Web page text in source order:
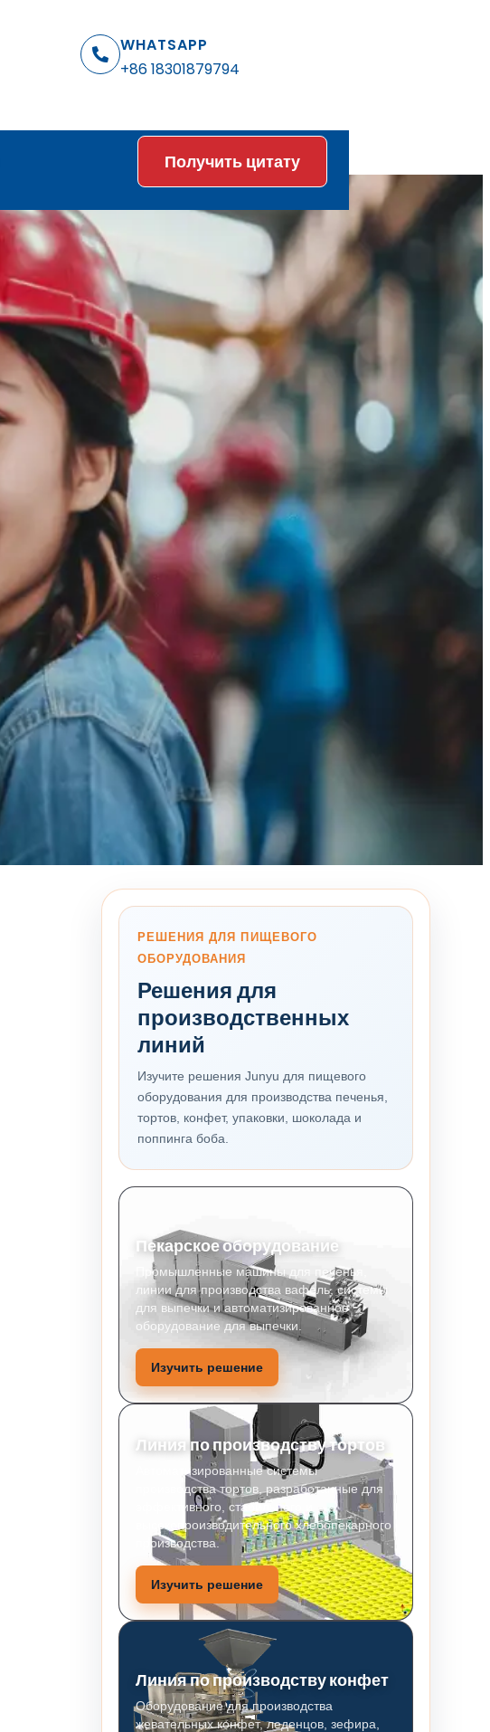
WHATSAPP
+86 18301879794
Получить цитату
РЕШЕНИЯ ДЛЯ ПИЩЕВОГО
ОБОРУДОВАНИЯ
Решения для
производственных
линий
Изучите решения Junyu для пищевого
оборудования для производства печенья,
тортов, конфет, упаковки, шоколада и
поппинга боба.
Пекарское оборудование
Промышленные машины для печенья,
линии для производства вафель, системы
для выпечки и автоматизированное
оборудование для выпечки.
Изучить решение
Линия по производству тортов
Автоматизированные системы
производства тортов, разработанные для
эффективного, стабильного и
высокопроизводительного хлебопекарного
производства.
Изучить решение
Линия по производству конфет
Оборудование для производства
жевательных конфет, леденцов, зефира,